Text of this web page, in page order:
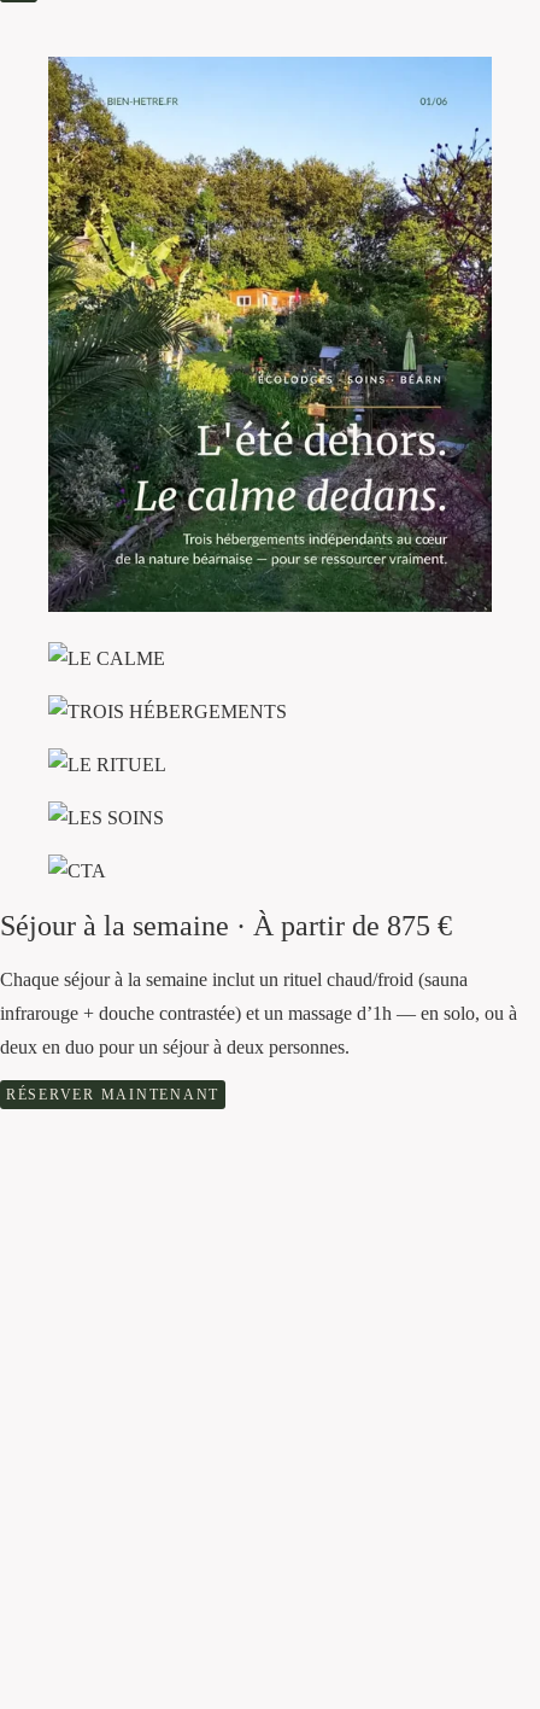
Séjour à la semaine · À partir de 875 €
Chaque séjour à la semaine inclut un rituel chaud/froid (sauna
infrarouge + douche contrastée) et un massage d’1h — en solo, ou à
deux en duo pour un séjour à deux personnes.
RÉSERVER MAINTENANT